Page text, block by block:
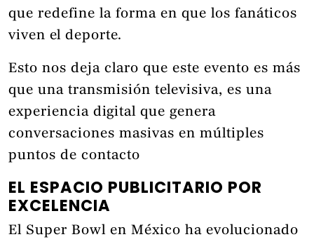
que redefine la forma en que los fanáticos
viven el deporte.
Esto nos deja claro que este evento es más
que una transmisión televisiva, es una
experiencia digital que genera
conversaciones masivas en múltiples
puntos de contacto
EL ESPACIO PUBLICITARIO POR
EXCELENCIA
El Super Bowl en México ha evolucionado